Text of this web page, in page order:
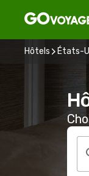
Hôtels États-